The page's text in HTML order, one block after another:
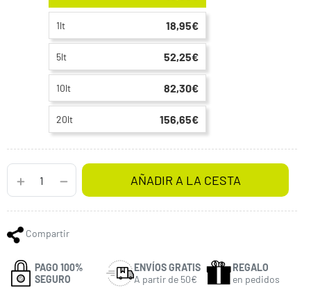
1lt 18,95€
5lt 52,25€
10lt 82,30€
20lt 156,65€
AÑADIR A LA CESTA
Compartir
PAGO 100%
SEGURO
ENVÍOS GRATIS
A partir de 50€
REGALO
en pedidos